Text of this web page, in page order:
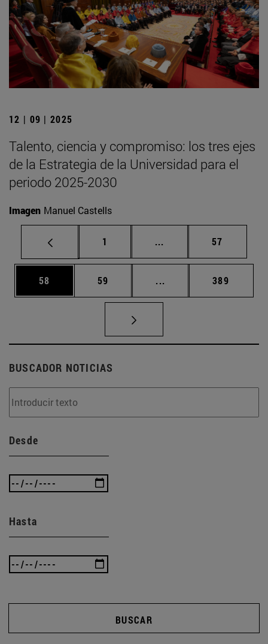
12 | 09 | 2025
Talento, ciencia y compromiso: los tres ejes
de la Estrategia de la Universidad para el
periodo 2025-2030
Imagen Manuel Castells
Página
1 ... Páginas intermedias
Página
57
Página
58 Página
59 ... Páginas intermedias
Página
389
BUSCADOR NOTICIAS
Desde
Hasta
BUSCAR